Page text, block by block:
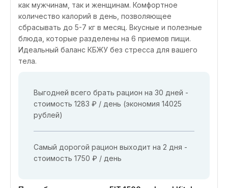
как мужчинам, так и женщинам. Комфортное
количество калорий в день, позволяющее
сбрасывать до 5-7 кг в месяц. Вкусные и полезные
блюда, которые разделены на 6 приемов пищи.
Идеальный баланс КБЖУ без стресса для вашего
тела.
Выгодней всего брать рацион на 30 дней -
стоимость 1283 ₽ / день (экономия 14025
рублей)
Самый дорогой рацион выходит на 2 дня -
стоимость 1750 ₽ / день